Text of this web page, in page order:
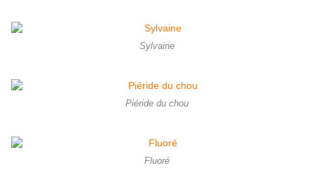
Sylvaine
Piéride du chou
Fluoré